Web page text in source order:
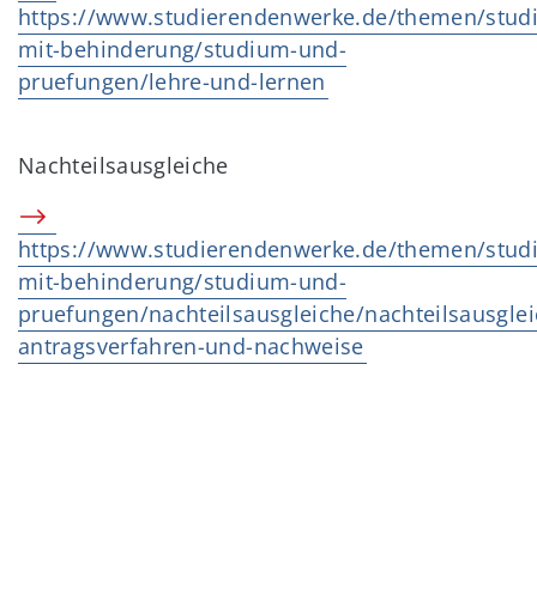
https://www.studierendenwerke.de/themen/
mit-behinderung/studium-und-
pruefungen/lehre-und-lernen
Nachteilsausgleiche
https://www.studierendenwerke.de/themen/
mit-behinderung/studium-und-
pruefungen/nachteilsausgleiche/
antragsverfahren-und-nachweise